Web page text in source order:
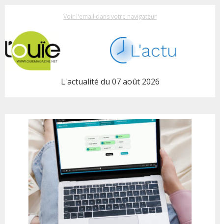
Voir l'email dans votre navigateur
L'actualité du 07 août 2026